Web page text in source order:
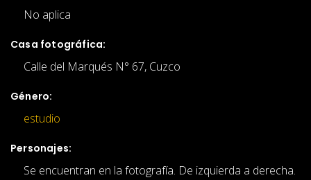
No aplica
Casa fotográfica:
Calle del Marqués N° 67, Cuzco
Género:
estudio
Personajes:
Se encuentran en la fotografía. De izquierda a derecha.